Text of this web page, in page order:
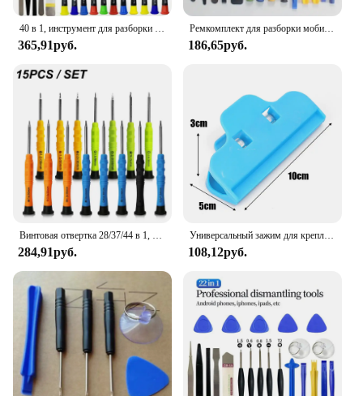
40 в 1, инструмент для разборки и ремонта iPhone
365,91руб.
Ремкомплект для разборки мобильного телефона 21 в 1, набор для разборки мобильного телефона Apple Android, комбинированная отвертка, многофункциональный комплект для разборки
186,65руб.
Винтовая отвертка 28/37/44 в 1, набор инструментов для вскрытия и ремонта, сменный ручной инструмент для iPhone и Android «сделай сам»
284,91руб.
Универсальный зажим для крепления экрана, пластиковые крепежные зажимы, зажим для инструмента, зажимное приспособление для ремонта мобильного телефона, планшета, крепежные зажимы
108,12руб.